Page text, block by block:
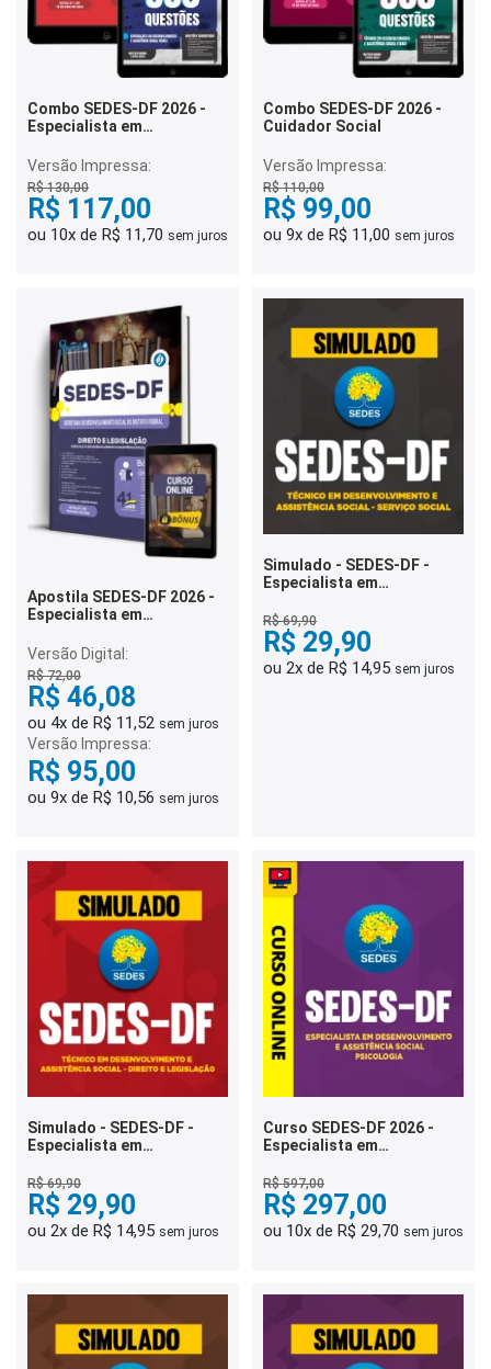
Combo SEDES-DF 2026 -
Especialista em
Assistência Social (EDAS) -
Comunicação Social
Versão Impressa:
R$ 130,00
R$ 117,00
ou 10x de R$ 11,70 sem juros
Combo SEDES-DF 2026 -
Cuidador Social
Versão Impressa:
R$ 110,00
R$ 99,00
ou 9x de R$ 11,00 sem juros
Apostila SEDES-DF 2026 -
Especialista em
Assistência Social (EDAS) -
Direito e Legislação
Versão Digital:
R$ 72,00
R$ 46,08
ou 4x de R$ 11,52 sem juros
Versão Impressa:
R$ 95,00
ou 9x de R$ 10,56 sem juros
Simulado - SEDES-DF -
Especialista em
Assistência Social -
Serviço Social
R$ 69,90
R$ 29,90
ou 2x de R$ 14,95 sem juros
Simulado - SEDES-DF -
Especialista em
Assistência Social - Direito
e Legislação
R$ 69,90
R$ 29,90
ou 2x de R$ 14,95 sem juros
Curso SEDES-DF 2026 -
Especialista em
Assistência Social -
Psicologia
R$ 597,00
R$ 297,00
ou 10x de R$ 29,70 sem juros